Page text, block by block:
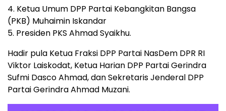
4. Ketua Umum DPP Partai Kebangkitan Bangsa
(PKB) Muhaimin Iskandar
5. Presiden PKS Ahmad Syaikhu.
Hadir pula Ketua Fraksi DPP Partai NasDem DPR RI
Viktor Laiskodat, Ketua Harian DPP Partai Gerindra
Sufmi Dasco Ahmad, dan Sekretaris Jenderal DPP
Partai Gerindra Ahmad Muzani.